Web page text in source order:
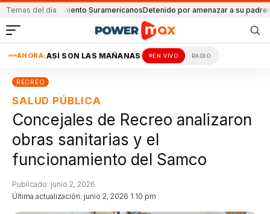
Temas del día
equipamiento SuramericanosDetenido por amenazar a su padre
AHORA:ASÍ SON LAS MAÑANAS EN VIVO RADIO
RECREO
SALUD PÚBLICA
Concejales de Recreo analizaron
obras sanitarias y el
funcionamiento del Samco
Última actualización: junio 2, 2026 1:10 pm
Publicado: junio 2, 2026